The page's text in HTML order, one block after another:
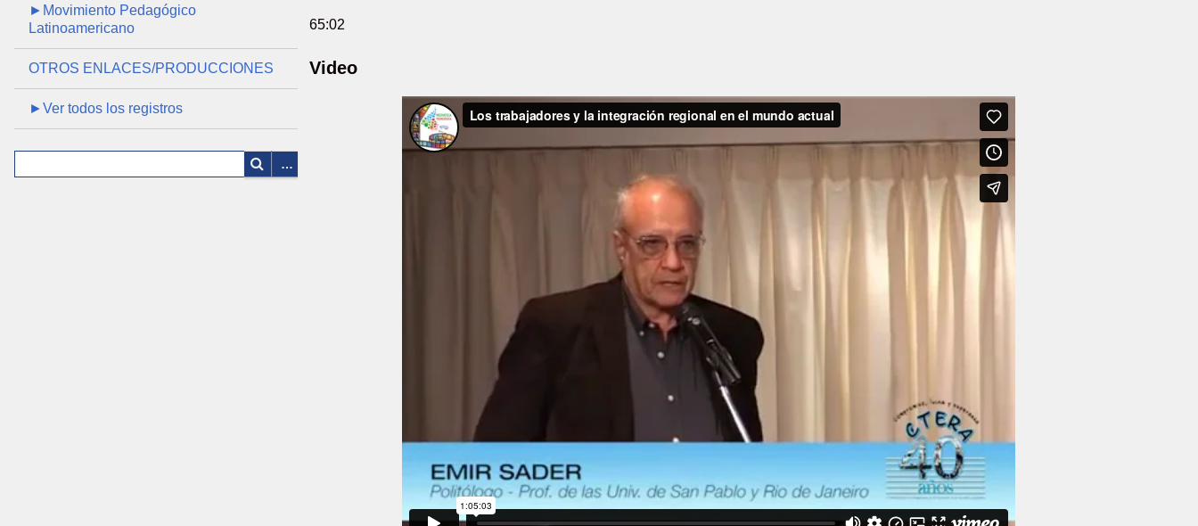
►Movimiento Pedagógico
Latinoamericano
OTROS ENLACES/PRODUCCIONES
►Ver todos los registros
65:02
Video